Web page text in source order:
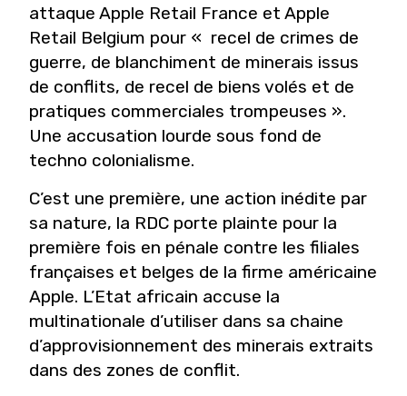
attaque Apple Retail France et Apple
Retail Belgium pour « recel de crimes de
guerre, de blanchiment de minerais issus
de conflits, de recel de biens volés et de
pratiques commerciales trompeuses ».
Une accusation lourde sous fond de
techno colonialisme.
C’est une première, une action inédite par
sa nature, la RDC porte plainte pour la
première fois en pénale contre les filiales
françaises et belges de la firme américaine
Apple. L’Etat africain accuse la
multinationale d’utiliser dans sa chaine
d’approvisionnement des minerais extraits
dans des zones de conflit.